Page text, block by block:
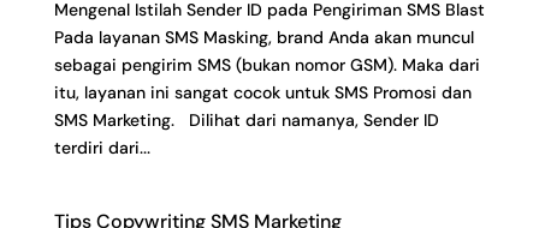
Mengenal Istilah Sender ID pada Pengiriman SMS Blast
Pada layanan SMS Masking, brand Anda akan muncul
sebagai pengirim SMS (bukan nomor GSM). Maka dari
itu, layanan ini sangat cocok untuk SMS Promosi dan
SMS Marketing. Dilihat dari namanya, Sender ID
terdiri dari...
Tips Copywriting SMS Marketing